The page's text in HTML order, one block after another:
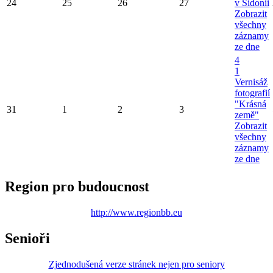
24 25 26 27
v Sidonii
Zobrazit
všechny
záznamy
ze dne
31 1 2 3
4
1
Vernisáž
fotografií
"Krásná
země"
Zobrazit
všechny
záznamy
ze dne
Region pro budoucnost
http://www.regionbb.eu
Senioři
Zjednodušená verze stránek nejen pro seniory